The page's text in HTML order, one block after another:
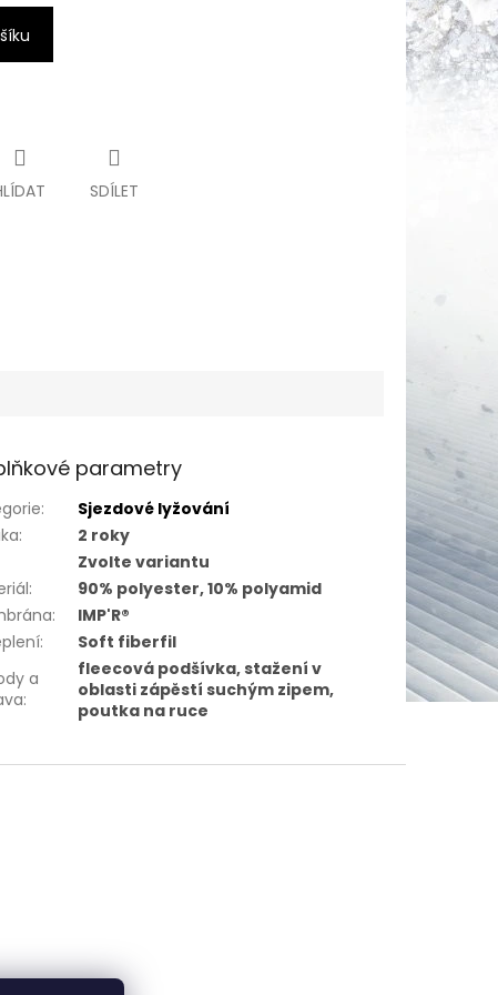
SDÍLET
parametry
:
Sjezdové lyžování
:
2 roky
Zvolte variantu
:
90% polyester, 10% polyamid
:
IMP'R®
:
Soft fiberfil
a
:
fleecová podšívka, stažení v
oblasti zápěstí suchým zipem,
poutka na ruce